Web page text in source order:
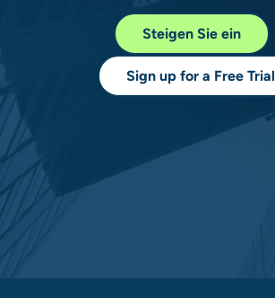
Steigen Sie ein
​Sign up for a Free Trial​